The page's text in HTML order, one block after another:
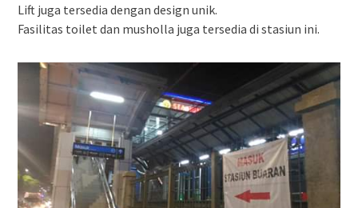
Lift juga tersedia dengan design unik.
Fasilitas toilet dan musholla juga tersedia di stasiun ini.